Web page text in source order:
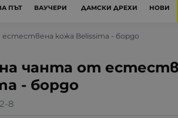
НОВИ
ПЪТ ВАУЧЕРИ ДАМСКИ ДРЕХИ
кожа Belissima - бордо
чанта от
- бордо
8